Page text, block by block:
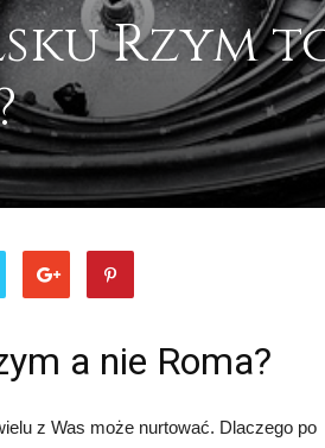
Rzym
a nie Roma?
z Was może nurtować. Dlaczego po